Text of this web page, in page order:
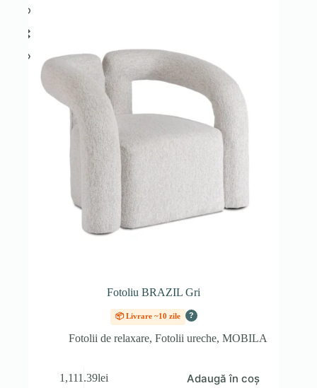
Fotoliu BRAZIL Gri
📦 Livrare ~10 zile ?
Fotolii de relaxare, Fotolii ureche, MOBILA
1,111.39lei Adaugă în coș